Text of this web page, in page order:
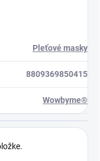
Pleťové masky
8809369850415
Wowbyme®